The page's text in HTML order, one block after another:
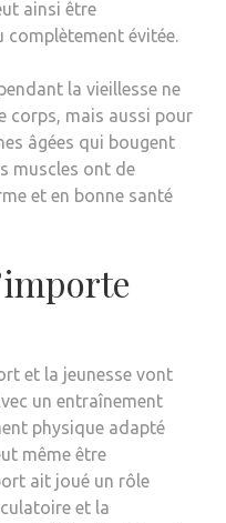
ainsi être
complètement évitée.
la vieillesse ne
corps, mais aussi pour
âgées qui bougent
muscles ont de
et en bonne santé
et la jeunesse vont
un entraînement
physique adapté
même être
ait joué un rôle
et la